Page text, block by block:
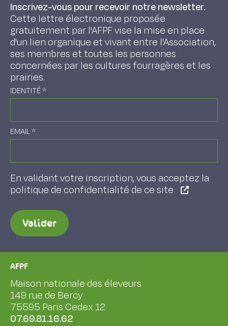
Inscrivez-vous pour recevoir notre newsletter.
Cette lettre électronique proposée
gratuitement par l'AFPF vise la mise en place
d'un lien organique et vivant entre l'Association,
ses membres et toutes les personnes
concernées par les cultures fourragères et les
prairies.
IDENTITÉ*
EMAIL*
En validant votre inscription, vous acceptez la
politique de confidentialité de ce site
Valider
AFPF
Maison nationale des éleveurs
149 rue de Bercy
75595 Paris Cedex 12
07.69.81.16.62